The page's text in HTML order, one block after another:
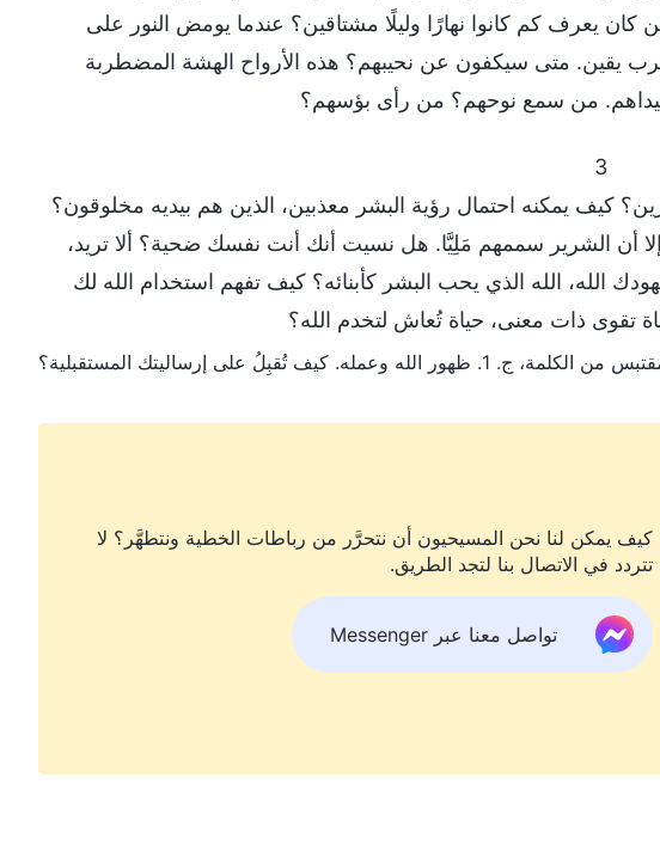
يعرف كم كانوا نهارًا وليلًا مشتاقين؟ عندما يومض النور على
يقين. متى سيكفون عن نحيبهم؟ هذه الأرواح الهشة المضطربة
قيداهم. من سمع نوحهم؟ من رأى بؤسهم؟
3
يمكنه احتمال رؤية البشر معذبين، الذين هم بيديه مخلوقون؟
إلا أن الشرير سممهم مَلِيَّا. هل نسيت أنك أنت نفسك ضحية؟ ألا تريد،
الله، الله الذي يحب البشر كأبنائه؟ كيف تفهم استخدام الله لك
تقوى ذات معنى، حياة تُعاش لتخدم الله؟
من الكلمة، ج. 1. ظهور الله وعمله. كيف تُقبِلُ على إرساليتك المستقبلية؟
كيف يمكن لنا نحن المسيحيون أن نتحرَّر من رباطات الخطية ونتطهَّر؟ لا
تتردد في الاتصال بنا لتجد الطريق.
تواصل معنا عبر Messenger